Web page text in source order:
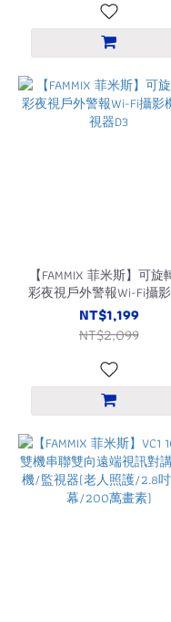
【FAMMIX 菲米斯】可旋
彩夜視戶外警報Wi-Fi攝影
監視器D3
NT$1,199
NT$2,099